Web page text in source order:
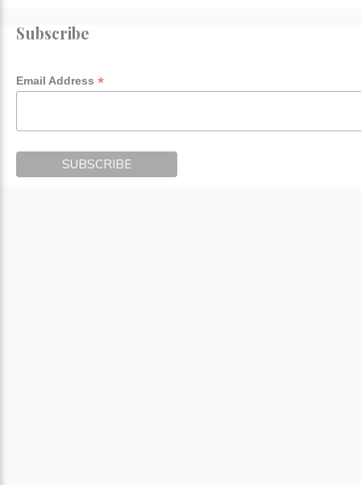
Subscribe
Email Address *